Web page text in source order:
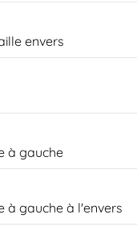
envers
à gauche
à gauche à l'envers